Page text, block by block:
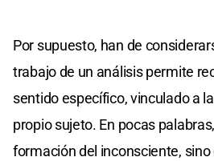
Por supuesto, han de
trabajo de un análisis permite
sentido específico, vinculado a
propio sujeto. En pocas
formación del inconsciente,